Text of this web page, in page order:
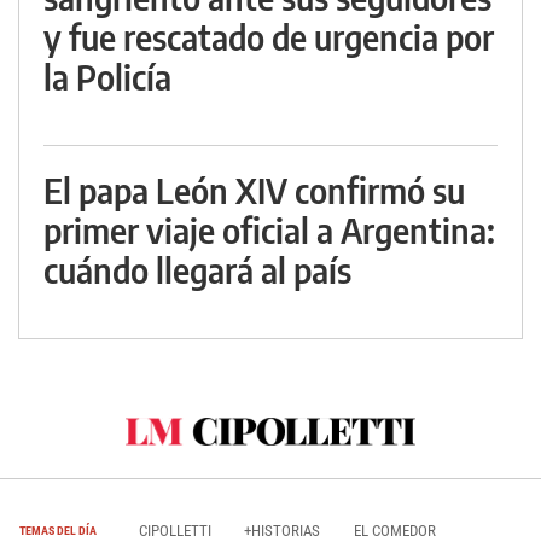
y fue rescatado de urgencia por
la Policía
El papa León XIV confirmó su
primer viaje oficial a Argentina:
cuándo llegará al país
TEMAS DEL DÍA CIPOLLETTI +HISTORIAS EL COMEDOR